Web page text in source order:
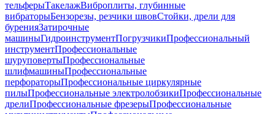
тельферыТакелажВиброплиты, глубинные
вибраторыБензорезы, резчики швовСтойки, дрели для
буренияЗатирочные
машиныГидроинструментПогрузчикиПрофессиональный
инструментПрофессиональные
шуруповертыПрофессиональные
шлифмашиныПрофессиональные
перфораторыПрофессиональные циркулярные
пилыПрофессиональные электролобзикиПрофессиональные
дрелиПрофессиональные фрезерыПрофессиональные